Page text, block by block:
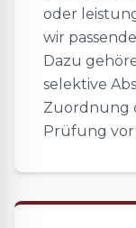
oder
wir
Dazu
selektive
Zuordnung
Prüfung vor